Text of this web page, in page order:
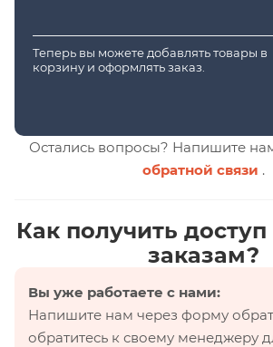
Теперь вы можете добавлять товары в
корзину и оформлять заказ.
Остались вопросы? Напишите
обратной связи .
Как получить
заказам?
Вы уже работаете с нами:
Напишите нам через форму
обратитесь к своему менеджеру